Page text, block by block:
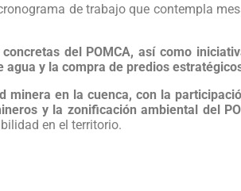
de trabajo que contempla
del POMCA, así como
y la compra de predios
minera en la cuenca, con la
y la zonificación ambiental del
en el territorio.